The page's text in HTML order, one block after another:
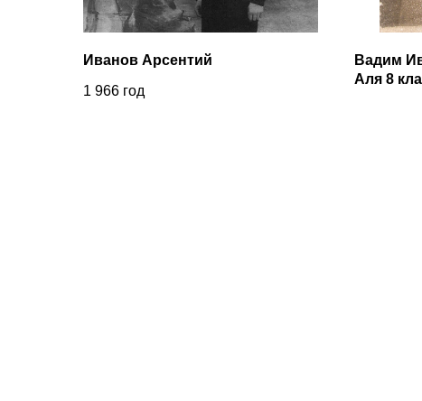
Иванов Арсентий
1 966 год
Вадим
Аля 8